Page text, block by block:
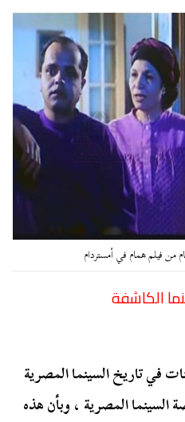
فيلم همام في أمستردام
الكاشفة
في تاريخ السينما المصرية
السينما المصرية ، وبأن هذه